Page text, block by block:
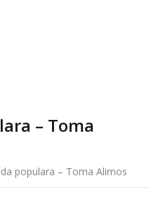
– Toma
populara – Toma Alimos